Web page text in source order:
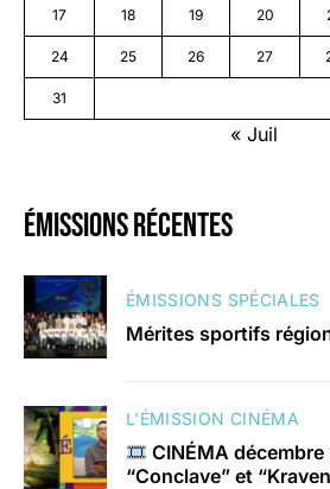
17 18 19 20
24 25 26 27
31
« Juil
émissions récentes
ÉMISSIONS SPÉCIALES
Mérites sportifs
L'ÉMISSION CINÉMA
CINÉMA
“Conclave” et